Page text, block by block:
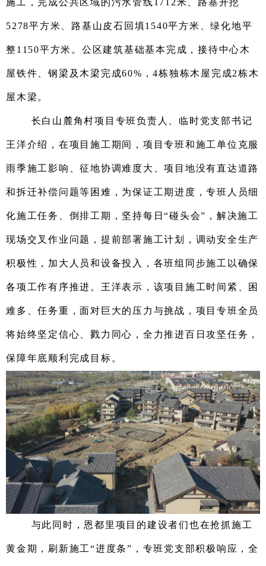
施工 ， 完成公共区域的污水管线1712米、路基开挖
5278平方米、路基山皮石回填1540平方米、绿化地平
整1150平方米。公区建筑基础基本完成，接待中心木
屋铁件、钢梁及木梁完成60%，4栋独栋木屋完成2栋木
屋木梁。
长白山麓角村项目专班负责人、 临时党支部书记
王洋介绍， 在项目施工期间， 项目专班和施工单位 克服
雨季施工影响 、征地协调难度大 、项目地没有直达道路
和拆迁补偿问题等困难 ， 为保证工期进度，专班人员细
化施工任务 倒排工期，坚持每 日“碰头会”，解决施工
现场交叉作业问题，提前部署施工计划 ， 调动安全生产
积极性 ， 加大人员和设备投入，各班组同步施工 以 确保
各项工作有序推进。 王洋表示，该项目施工时间紧、 困
难多、任务重，面对 巨大的压力与挑战， 项目专班全员
将始终坚定信心、 戮力 同心 ， 全力推进百日攻坚任务，
保障年底顺利完成目标 。
与此同时， 恩都里项目 的建设者们也在抢抓施工
黄金期，刷新施工“进度条”，专班 党支部积极响应 ， 全